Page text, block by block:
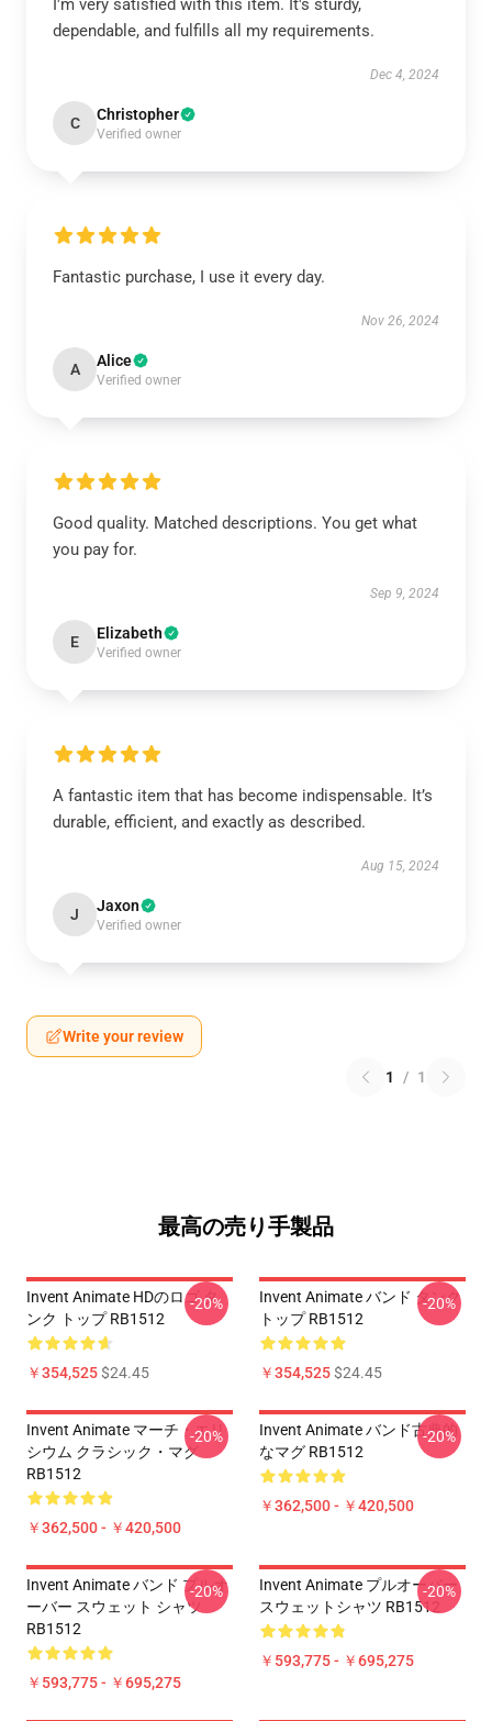
I'm very satisfied with this item. It's sturdy,
dependable, and fulfills all my requirements.
Dec 4, 2024
C Christopher
Verified owner
Fantastic purchase, I use it every day.
Nov 26, 2024
A Alice
Verified owner
Good quality. Matched descriptions. You get what
you pay for.
Sep 9, 2024
E Elizabeth
Verified owner
A fantastic item that has become indispensable. It’s
durable, efficient, and exactly as described.
Aug 15, 2024
J Jaxon
Verified owner
Write your review
1 / 1
最高の売り手製品
Invent Animate HDのロゴ タ
ンク トップ RB1512
￥354,525$24.45
-20%
Invent Animate バンド タンク
トップ RB1512
￥354,525$24.45
-20%
Invent Animate マーチ・エリ
シウム クラシック・マグ
RB1512
￥362,500 - ￥420,500
-20%
Invent Animate バンド古典的
なマグ RB1512
￥362,500 - ￥420,500
-20%
Invent Animate バンド プルオ
ーバー スウェット シャツ
RB1512
￥593,775 - ￥695,275
-20%
Invent Animate プルオーバー
スウェットシャツ RB1512
￥593,775 - ￥695,275
-20%